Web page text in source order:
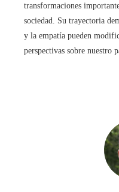
transformaciones
sociedad. Su trayectoria
y la empatía pueden
perspectivas sobre nuestro